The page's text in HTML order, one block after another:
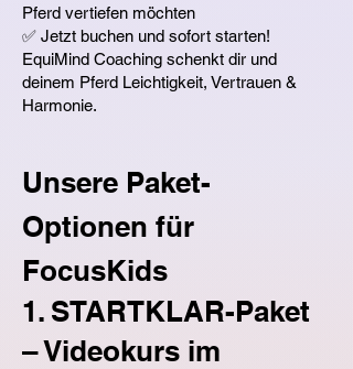
Pferd vertiefen möchten
✅ Jetzt buchen und sofort starten!
EquiMind Coaching schenkt dir und
deinem Pferd Leichtigkeit, Vertrauen &
Harmonie.
Unsere Paket-
Optionen für
FocusKids
1. STARTKLAR-Paket
– Videokurs im